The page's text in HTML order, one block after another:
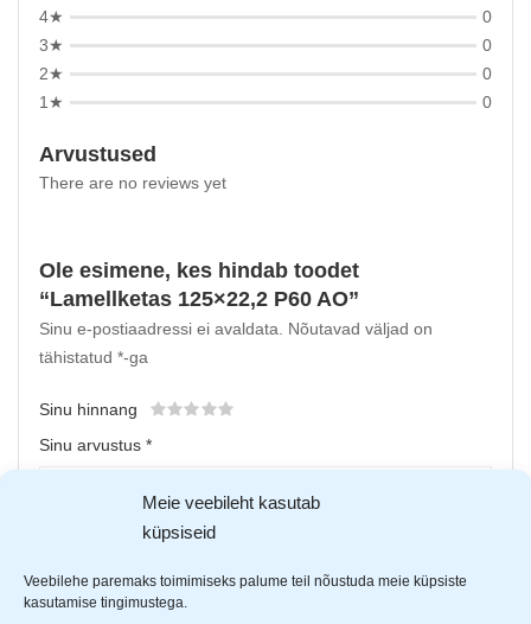
Meie veebileht kasutab
küpsiseid
Veebilehe paremaks toimimiseks palume teil nõustuda meie küpsiste
kasutamise tingimustega.
4★
0
3★
0
2★
0
1★
0
Arvustused
There are no reviews yet
Ole esimene, kes hindab toodet
“Lamellketas 125×22,2 P60 AO”
Sinu e-postiaadressi ei avaldata.
Nõutavad väljad on
tähistatud *-ga
Sinu hinnang
Sinu arvustus *